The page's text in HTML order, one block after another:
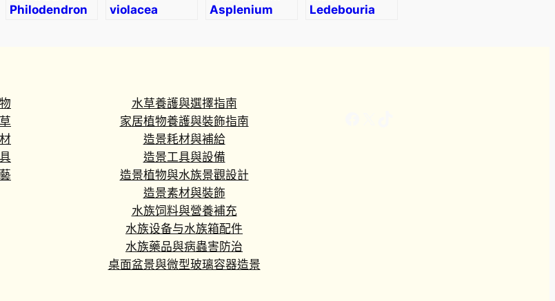
d
Philodendron
violacea
Asplenium
Ledebouria
水草養護與選擇指南
家居植物養護與裝飾指南
造景耗材與補給
造景工具與設備
造景植物與水族景觀設計
造景素材與裝飾
水族饲料與營養補充
水族设备与水族箱配件
水族藥品與病蟲害防治
桌面盆景與微型玻璃容器造景